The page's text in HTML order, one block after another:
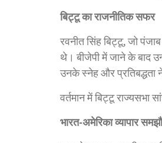
बिट्टू का राजनीतिक सफर
रवनीत सिंह बिट्टू, जो
थे। बीजेपी में जाने के बाद
उनके स्नेह और प्रतिबद्धता
वर्तमान में बिट्टू राज्यसभा
भारत-अमेरिका व्यापार